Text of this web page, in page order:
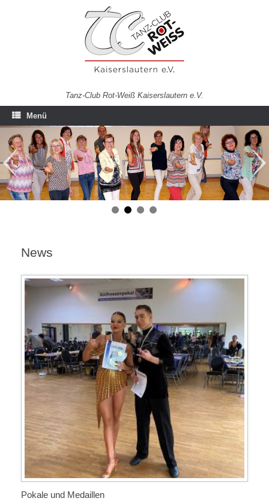
Tanz-Club Rot-Weiß Kaiserslautern e.V.
Menü
News
Pokale und Medaillen